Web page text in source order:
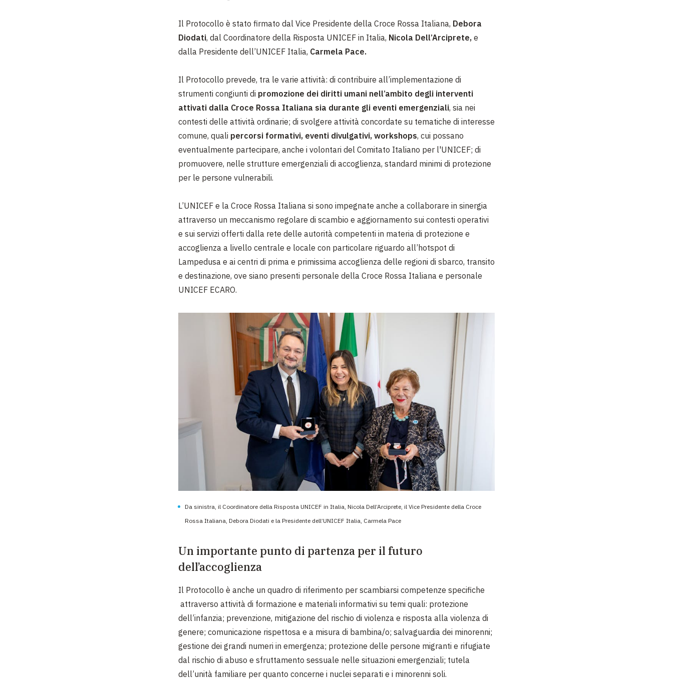
Il Protocollo è stato firmato dal Vice Presidente della Croce Rossa Italiana, Debora
Diodati, dal Coordinatore della Risposta UNICEF in Italia, Nicola Dell’Arciprete, e
dalla Presidente dell’UNICEF Italia, Carmela Pace.
Il Protocollo prevede, tra le varie attività: di contribuire all’implementazione di
strumenti congiunti di promozione dei diritti umani nell’ambito degli interventi
attivati dalla Croce Rossa Italiana sia durante gli eventi emergenziali, sia nei
contesti delle attività ordinarie; di svolgere attività concordate su tematiche di interesse
comune, quali percorsi formativi, eventi divulgativi, workshops, cui possano
eventualmente partecipare, anche i volontari del Comitato Italiano per l'UNICEF; di
promuovere, nelle strutture emergenziali di accoglienza, standard minimi di protezione
per le persone vulnerabili.
L’UNICEF e la Croce Rossa Italiana si sono impegnate anche a collaborare in sinergia
attraverso un meccanismo regolare di scambio e aggiornamento sui contesti operativi
e sui servizi offerti dalla rete delle autorità competenti in materia di protezione e
accoglienza a livello centrale e locale con particolare riguardo all’hotspot di
Lampedusa e ai centri di prima e primissima accoglienza delle regioni di sbarco, transito
e destinazione, ove siano presenti personale della Croce Rossa Italiana e personale
UNICEF ECARO.
Da sinistra, il Coordinatore della Risposta UNICEF in Italia, Nicola Dell’Arciprete, il Vice Presidente della Croce
Rossa Italiana, Debora Diodati e la Presidente dell’UNICEF Italia, Carmela Pace
Un importante punto di partenza per il futuro
dell’accoglienza
Il Protocollo è anche un quadro di riferimento per scambiarsi competenze specifiche
attraverso attività di formazione e materiali informativi su temi quali: protezione
dell’infanzia; prevenzione, mitigazione del rischio di violenza e risposta alla violenza di
genere; comunicazione rispettosa e a misura di bambina/o; salvaguardia dei minorenni;
gestione dei grandi numeri in emergenza; protezione delle persone migranti e rifugiate
dal rischio di abuso e sfruttamento sessuale nelle situazioni emergenziali; tutela
dell’unità familiare per quanto concerne i nuclei separati e i minorenni soli.